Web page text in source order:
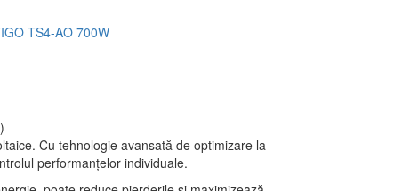
TS4-AO 700W
Cu tehnologie avansată de optimizare la
performanțelor individuale.